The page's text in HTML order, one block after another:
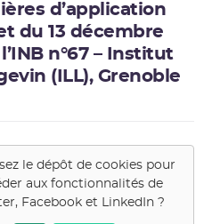
d’application
du 13 décembre
n°67 – Institut
(ILL), Grenoble
le dépôt de cookies pour
aux fonctionnalités de
Facebook et LinkedIn ?